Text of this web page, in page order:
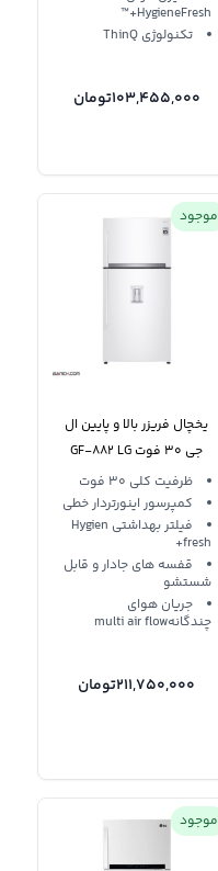
HygieneFresh+™
تکنولوژی ThinQ
103,455,000تومان
موجود
یخچال فریزر بالا و پایین ال
جی 30 فوت GF-882 LG
Refrigerator 882
ظرفیت کلی 30 فوت
کمپرسور اینورتردار خطی
فیلتر بهداشتی Hygien
fresh+
قفسه های جادار و قابل
شستشو
جریان هوای
چندگانهmulti air flow
211,750,000تومان
موجود